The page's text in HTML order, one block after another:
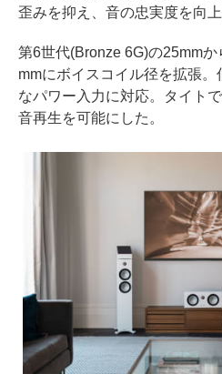
歪みを抑え、音の忠実度を向上
第6世代(Bronze 6G)の25mm
mmにボイスコイル径を拡張。
なパワー入力に対応。タイト
音再生を可能にした。